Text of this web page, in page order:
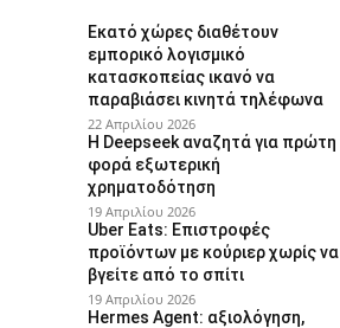
Εκατό χώρες διαθέτουν
εμπορικό λογισμικό
κατασκοπείας ικανό να
παραβιάσει κινητά τηλέφωνα
22 Απριλίου 2026
Η Deepseek αναζητά για πρώτη
φορά εξωτερική
χρηματοδότηση
19 Απριλίου 2026
Uber Eats: Επιστροφές
προϊόντων με κούριερ χωρίς να
βγείτε από το σπίτι
19 Απριλίου 2026
Hermes Agent: αξιολόγηση,